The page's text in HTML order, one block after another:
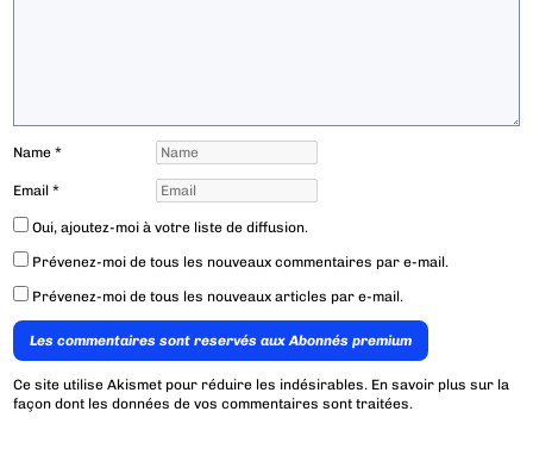
Name*
Email*
Oui, ajoutez-moi à votre liste de diffusion.
Prévenez-moi de tous les nouveaux commentaires par e-mail.
Prévenez-moi de tous les nouveaux articles par e-mail.
Les commentaires sont reservés aux Abonnés premium
Ce site utilise Akismet pour réduire les indésirables. En savoir plus sur la
façon dont les données de vos commentaires sont traitées.